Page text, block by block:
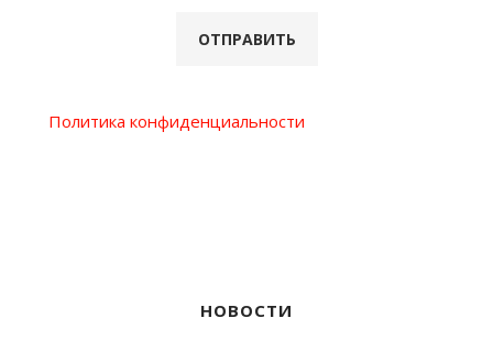
Политика конфиденциальности
НОВОСТИ